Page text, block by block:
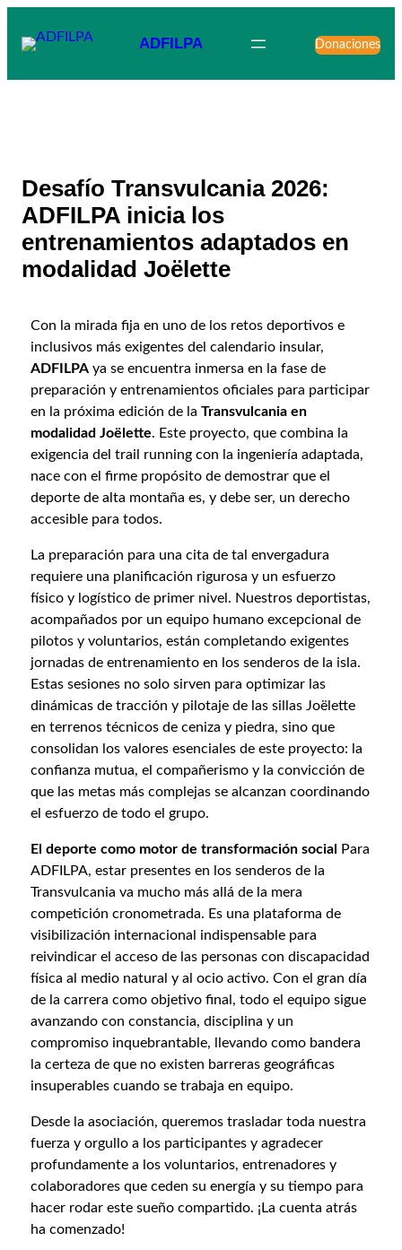
ADFILPA Donaciones
Desafío Transvulcania 2026:
ADFILPA inicia los
entrenamientos adaptados en
modalidad Joëlette
Con la mirada fija en uno de los retos deportivos e
inclusivos más exigentes del calendario insular,
ADFILPA ya se encuentra inmersa en la fase de
preparación y entrenamientos oficiales para participar
en la próxima edición de la Transvulcania en
modalidad Joëlette. Este proyecto, que combina la
exigencia del trail running con la ingeniería adaptada,
nace con el firme propósito de demostrar que el
deporte de alta montaña es, y debe ser, un derecho
accesible para todos.
La preparación para una cita de tal envergadura
requiere una planificación rigurosa y un esfuerzo
físico y logístico de primer nivel. Nuestros deportistas,
acompañados por un equipo humano excepcional de
pilotos y voluntarios, están completando exigentes
jornadas de entrenamiento en los senderos de la isla.
Estas sesiones no solo sirven para optimizar las
dinámicas de tracción y pilotaje de las sillas Joëlette
en terrenos técnicos de ceniza y piedra, sino que
consolidan los valores esenciales de este proyecto: la
confianza mutua, el compañerismo y la convicción de
que las metas más complejas se alcanzan coordinando
el esfuerzo de todo el grupo.
El deporte como motor de transformación social
Para
ADFILPA, estar presentes en los senderos de la
Transvulcania va mucho más allá de la mera
competición cronometrada. Es una plataforma de
visibilización internacional indispensable para
reivindicar el acceso de las personas con discapacidad
física al medio natural y al ocio activo. Con el gran día
de la carrera como objetivo final, todo el equipo sigue
avanzando con constancia, disciplina y un
compromiso inquebrantable, llevando como bandera
la certeza de que no existen barreras geográficas
insuperables cuando se trabaja en equipo.
Desde la asociación, queremos trasladar toda nuestra
fuerza y orgullo a los participantes y agradecer
profundamente a los voluntarios, entrenadores y
colaboradores que ceden su energía y su tiempo para
hacer rodar este sueño compartido. ¡La cuenta atrás
ha comenzado!